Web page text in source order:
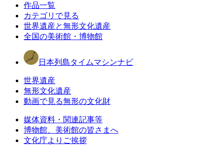
作品一覧
カテゴリで見る
世界遺産と無形文化遺産
全国の美術館・博物館
日本列島タイムマシンナビ
世界遺産
無形文化遺産
動画で見る無形の文化財
媒体資料・関連記事等
博物館、美術館の皆さまへ
文化庁よりご挨拶